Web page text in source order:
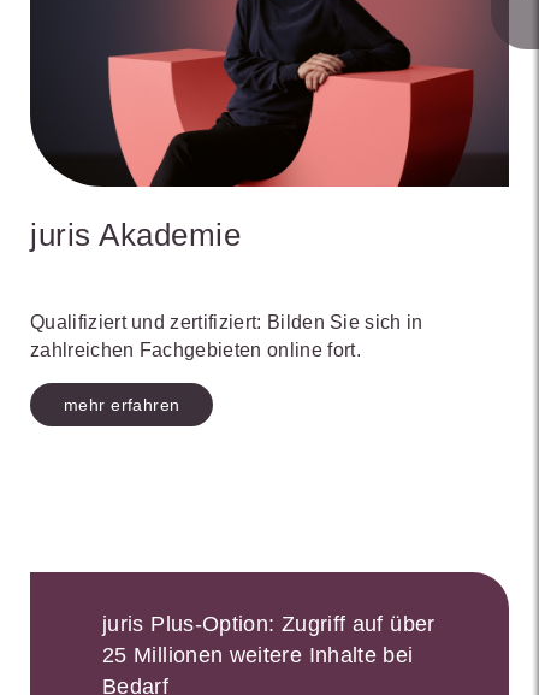
juris Akademie
Qualifiziert und zertifiziert: Bilden Sie sich in
zahlreichen Fachgebieten online fort.
mehr erfahren
juris Plus-Option: Zugriff auf über
25 Millionen weitere Inhalte bei
Bedarf